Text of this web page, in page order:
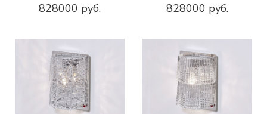
828000 руб.
828000 руб.